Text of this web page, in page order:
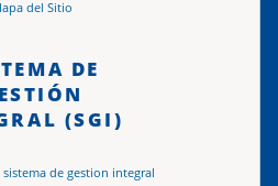
del Sitio
DE
(SGI)